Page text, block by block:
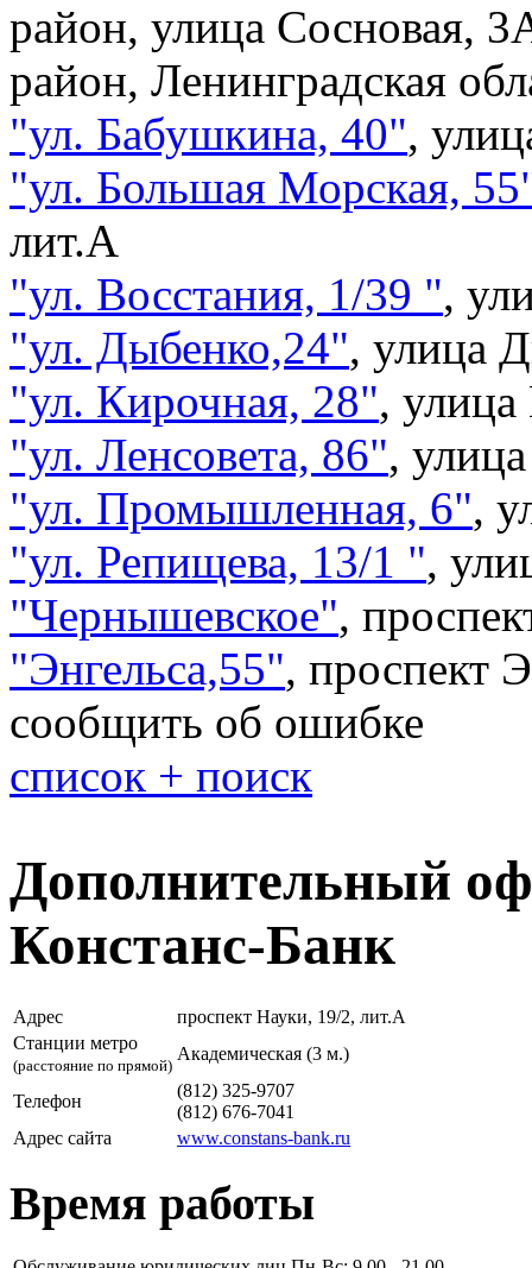
район, улица Сосновая,
район, Ленинградская
"ул. Бабушкина, 40",
"ул. Большая Морская,
лит.А
"ул. Восстания, 1/39 ",
"ул. Дыбенко,24", улица
"ул. Кирочная, 28",
"ул. Ленсовета, 86",
"ул. Промышленная, 6",
"ул. Репищева, 13/1 ",
"Чернышевское",
"Энгельса,55", проспект
сообщить об ошибке
список + поиск
Дополнительный
Констанс-Банк
Адрес
проспект Науки, 19/2, лит.А
Станции метро
(расстояние по прямой)
Академическая (3 м.)
Телефон
(812) 325-9707
(812) 676-7041
Адрес сайта
www.constans-bank.ru
Время работы